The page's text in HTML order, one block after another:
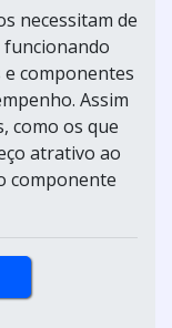
necessitam de
componentes
Assim
como os que
atrativo ao
componente